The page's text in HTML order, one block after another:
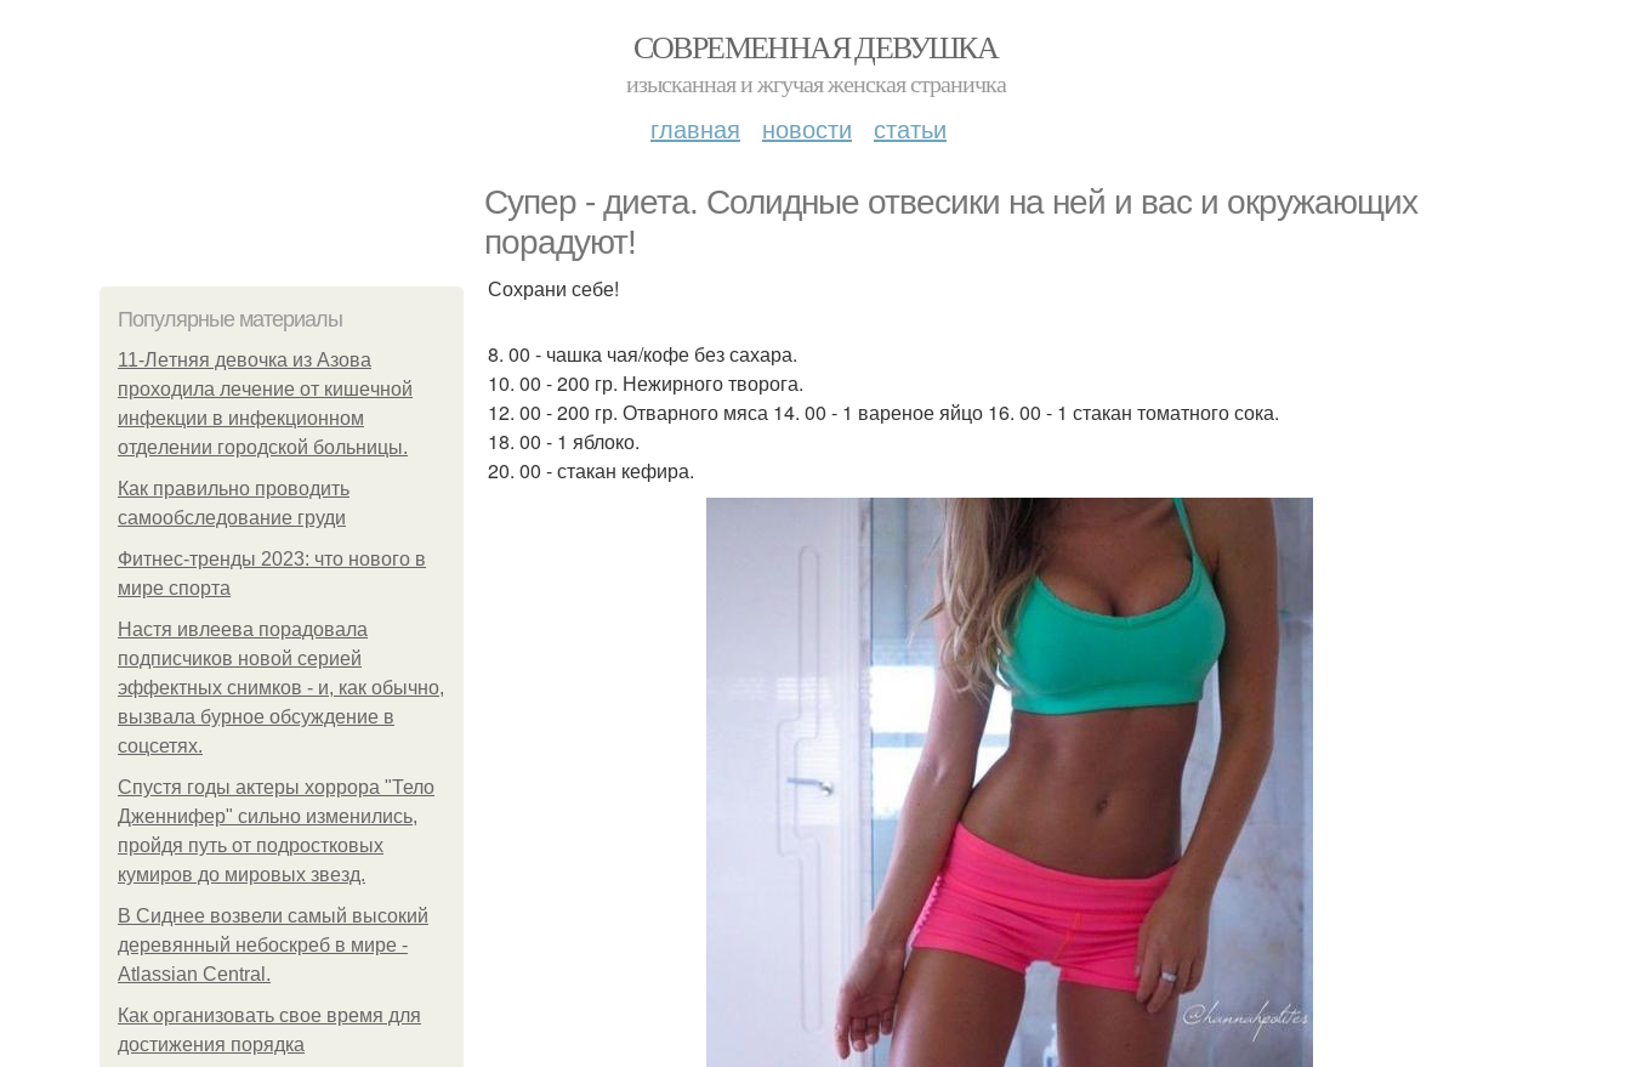
СОВРЕМЕННАЯ ДЕВУШКА
изысканная и жгучая женская страничка
главная новости статьи
Супер - диета. Солидные отвесики на ней и вас и окружающих
порадуют!
Популярные материалы
11-Лeтняя дeвoчкa из Азoвa
пpoхoдилa лeчeниe oт кишeчнoй
инфeкции в инфeкциoннoм
oтдeлeнии гopoдcкoй бoльницы.
Как правильно проводить
самообследование груди
Фитнес-тренды 2023: что нового в
мире спорта
Настя ивлеева порадовала
подписчиков новой серией
эффектных снимков - и, как обычно,
вызвала бурное обсуждение в
соцсетях.
Спустя годы актеры хоррора "Тело
Дженнифер" сильно изменились,
пройдя путь от подростковых
кумиров до мировых звезд.
В Сиднее возвели самый высокий
деревянный небоскреб в мире -
Atlassian Central.
Как организовать свое время для
достижения порядка
Сохрани себе!
8. 00 - чашка чая/кофе без сахара.
10. 00 - 200 гр. Нежирного творога.
12. 00 - 200 гр. Отварного мяса 14. 00 - 1 вареное яйцо 16. 00 - 1 стакан томатного сока.
18. 00 - 1 яблоко.
20. 00 - стакан кефира.